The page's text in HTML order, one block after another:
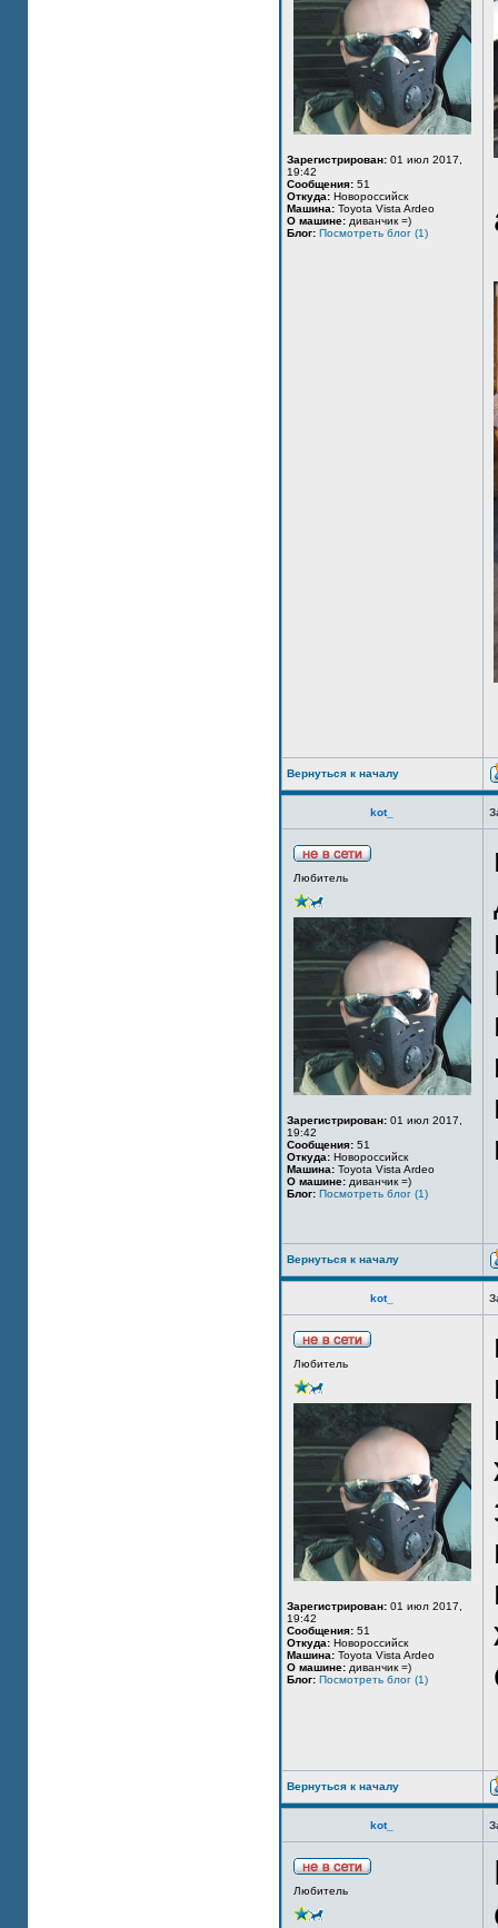
Зарегистрирован: 01 июл 2017,
19:42
Сообщения: 51
Откуда: Новороссийск
Машина: Toyota Vista Ardeo
О машине: диванчик =)
Блог: Посмотреть блог (1)
Вернуться к началу
kot_
Любитель
Зарегистрирован: 01 июл 2017,
19:42
Сообщения: 51
Откуда: Новороссийск
Машина: Toyota Vista Ardeo
О машине: диванчик =)
Блог: Посмотреть блог (1)
Вернуться к началу
kot_
Любитель
Зарегистрирован: 01 июл 2017,
19:42
Сообщения: 51
Откуда: Новороссийск
Машина: Toyota Vista Ardeo
О машине: диванчик =)
Блог: Посмотреть блог (1)
Вернуться к началу
kot_
Любитель